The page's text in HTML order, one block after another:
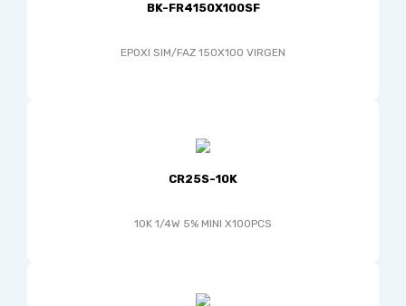
BK-FR4150X100SF
EPOXI SIM/FAZ 150X100 VIRGEN
CR25S-10K
10K 1/4W 5% MINI X100PCS